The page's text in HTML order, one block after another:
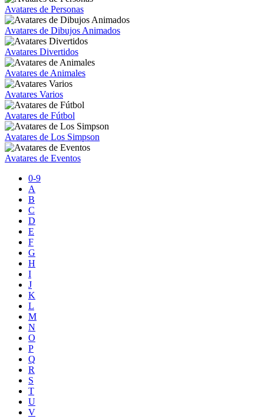
Avatares de Personas
Avatares de Dibujos Animados
Avatares Divertidos
Avatares de Animales
Avatares Varios
Avatares de Fútbol
Avatares de Los Simpson
Avatares de Eventos
0-9
A
B
C
D
E
F
G
H
I
J
K
L
M
N
O
P
Q
R
S
T
U
V